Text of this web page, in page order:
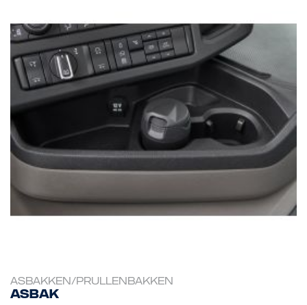
ASBAKKEN/PRULLENBAKKEN
Asbak